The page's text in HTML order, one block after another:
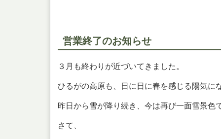
営業終了のお知らせ
３月も終わりが近づいてきました。
ひるがの高原も、日に日に春を感じる陽気に
昨日から雪が降り続き、今は再び一面雪景色
さて、